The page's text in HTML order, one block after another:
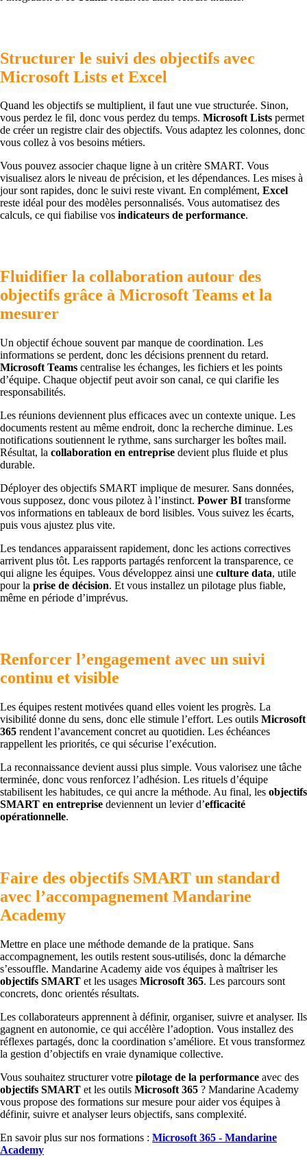
Structurer le suivi des objectifs avec
Microsoft Lists et Excel
Quand les objectifs se multiplient, il faut une vue structurée. Sinon,
vous perdez le fil, donc vous perdez du temps. Microsoft Lists permet
de créer un registre clair des objectifs. Vous adaptez les colonnes, donc
vous collez à vos besoins métiers.
Vous pouvez associer chaque ligne à un critère SMART. Vous
visualisez alors le niveau de précision, et les dépendances. Les mises à
jour sont rapides, donc le suivi reste vivant. En complément, Excel
reste idéal pour des modèles personnalisés. Vous automatisez des
calculs, ce qui fiabilise vos indicateurs de performance.
Fluidifier la collaboration autour des
objectifs grâce à Microsoft Teams et la
mesurer
Un objectif échoue souvent par manque de coordination. Les
informations se perdent, donc les décisions prennent du retard.
Microsoft Teams centralise les échanges, les fichiers et les points
d’équipe. Chaque objectif peut avoir son canal, ce qui clarifie les
responsabilités.
Les réunions deviennent plus efficaces avec un contexte unique. Les
documents restent au même endroit, donc la recherche diminue. Les
notifications soutiennent le rythme, sans surcharger les boîtes mail.
Résultat, la collaboration en entreprise devient plus fluide et plus
durable.
Déployer des objectifs SMART implique de mesurer. Sans données,
vous supposez, donc vous pilotez à l’instinct. Power BI transforme
vos informations en tableaux de bord lisibles. Vous suivez les écarts,
puis vous ajustez plus vite.
Les tendances apparaissent rapidement, donc les actions correctives
arrivent plus tôt. Les rapports partagés renforcent la transparence, ce
qui aligne les équipes. Vous développez ainsi une culture data, utile
pour la prise de décision. Et vous installez un pilotage plus fiable,
même en période d’imprévus.
Renforcer l’engagement avec un suivi
continu et visible
Les équipes restent motivées quand elles voient les progrès. La
visibilité donne du sens, donc elle stimule l’effort. Les outils Microsoft
365 rendent l’avancement concret au quotidien. Les échéances
rappellent les priorités, ce qui sécurise l’exécution.
La reconnaissance devient aussi plus simple. Vous valorisez une tâche
terminée, donc vous renforcez l’adhésion. Les rituels d’équipe
stabilisent les habitudes, ce qui ancre la méthode. Au final, les objectifs
SMART en entreprise deviennent un levier d’efficacité
opérationnelle.
Faire des objectifs SMART un standard
avec l’accompagnement Mandarine
Academy
Mettre en place une méthode demande de la pratique. Sans
accompagnement, les outils restent sous-utilisés, donc la démarche
s’essouffle. Mandarine Academy aide vos équipes à maîtriser les
objectifs SMART et les usages Microsoft 365. Les parcours sont
concrets, donc orientés résultats.
Les collaborateurs apprennent à définir, organiser, suivre et analyser. Ils
gagnent en autonomie, ce qui accélère l’adoption. Vous installez des
réflexes partagés, donc la coordination s’améliore. Et vous transformez
la gestion d’objectifs en vraie dynamique collective.
Vous souhaitez structurer votre pilotage de la performance avec des
objectifs SMART et les outils Microsoft 365 ? Mandarine Academy
vous propose des formations sur mesure pour aider vos équipes à
définir, suivre et analyser leurs objectifs, sans complexité.
En savoir plus sur nos formations : Microsoft 365 - Mandarine
Academy